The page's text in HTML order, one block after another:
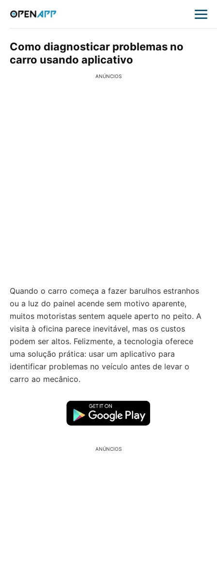
Como diagnosticar problemas no
carro usando aplicativo
ANÚNCIOS
Quando o carro começa a fazer barulhos estranhos
ou a luz do painel acende sem motivo aparente,
muitos motoristas sentem aquele aperto no peito. A
visita à oficina parece inevitável, mas os custos
podem ser altos. Felizmente, a tecnologia oferece
uma solução prática: usar um aplicativo para
identificar problemas no veículo antes de levar o
carro ao mecânico.
ANÚNCIOS